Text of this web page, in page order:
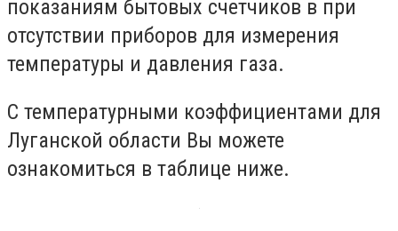
показаниям бытовых счетчиков в при
отсутствии приборов для измерения
температуры и давления газа.
С температурными коэффициентами для
Луганской области Вы можете
ознакомиться в таблице ниже.